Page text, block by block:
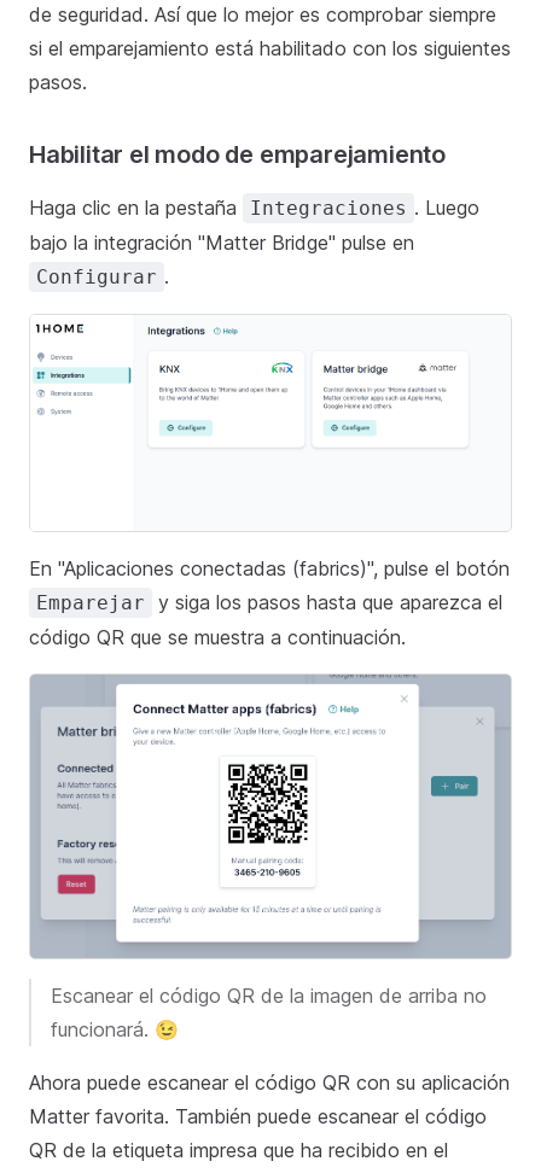
de seguridad. Así que lo mejor es comprobar siempre
si el emparejamiento está habilitado con los siguientes
pasos.
Habilitar el modo de emparejamiento
Haga clic en la pestaña Integraciones . Luego
bajo la integración "Matter Bridge" pulse en
Configurar .
En "Aplicaciones conectadas (fabrics)", pulse el botón
Emparejar
y siga los pasos hasta que aparezca el
código QR que se muestra a continuación.
Escanear el código QR de la imagen de arriba no
funcionará. 😉
Ahora puede escanear el código QR con su aplicación
Matter favorita. También puede escanear el código
QR de la etiqueta impresa que ha recibido en el